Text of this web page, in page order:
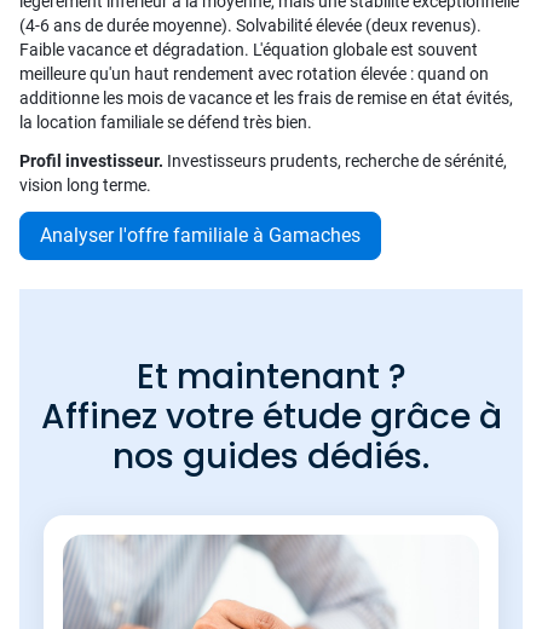
(4-6 ans de durée moyenne). Solvabilité élevée (deux revenus).
Faible vacance et dégradation. L'équation globale est souvent
meilleure qu'un haut rendement avec rotation élevée : quand on
additionne les mois de vacance et les frais de remise en état évités,
la location familiale se défend très bien.
Profil investisseur. Investisseurs prudents, recherche de sérénité,
vision long terme.
Analyser l'offre familiale à Gamaches
Et maintenant ?
Affinez votre étude grâce à
nos guides dédiés.